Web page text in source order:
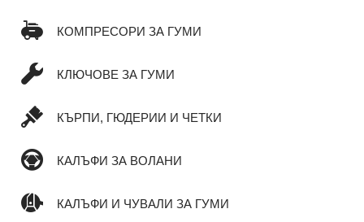
КОМПРЕСОРИ ЗА ГУМИ
КЛЮЧОВЕ ЗА ГУМИ
КЪРПИ, ГЮДЕРИИ И ЧЕТКИ
КАЛЪФИ ЗА ВОЛАНИ
КАЛЪФИ И ЧУВАЛИ ЗА ГУМИ